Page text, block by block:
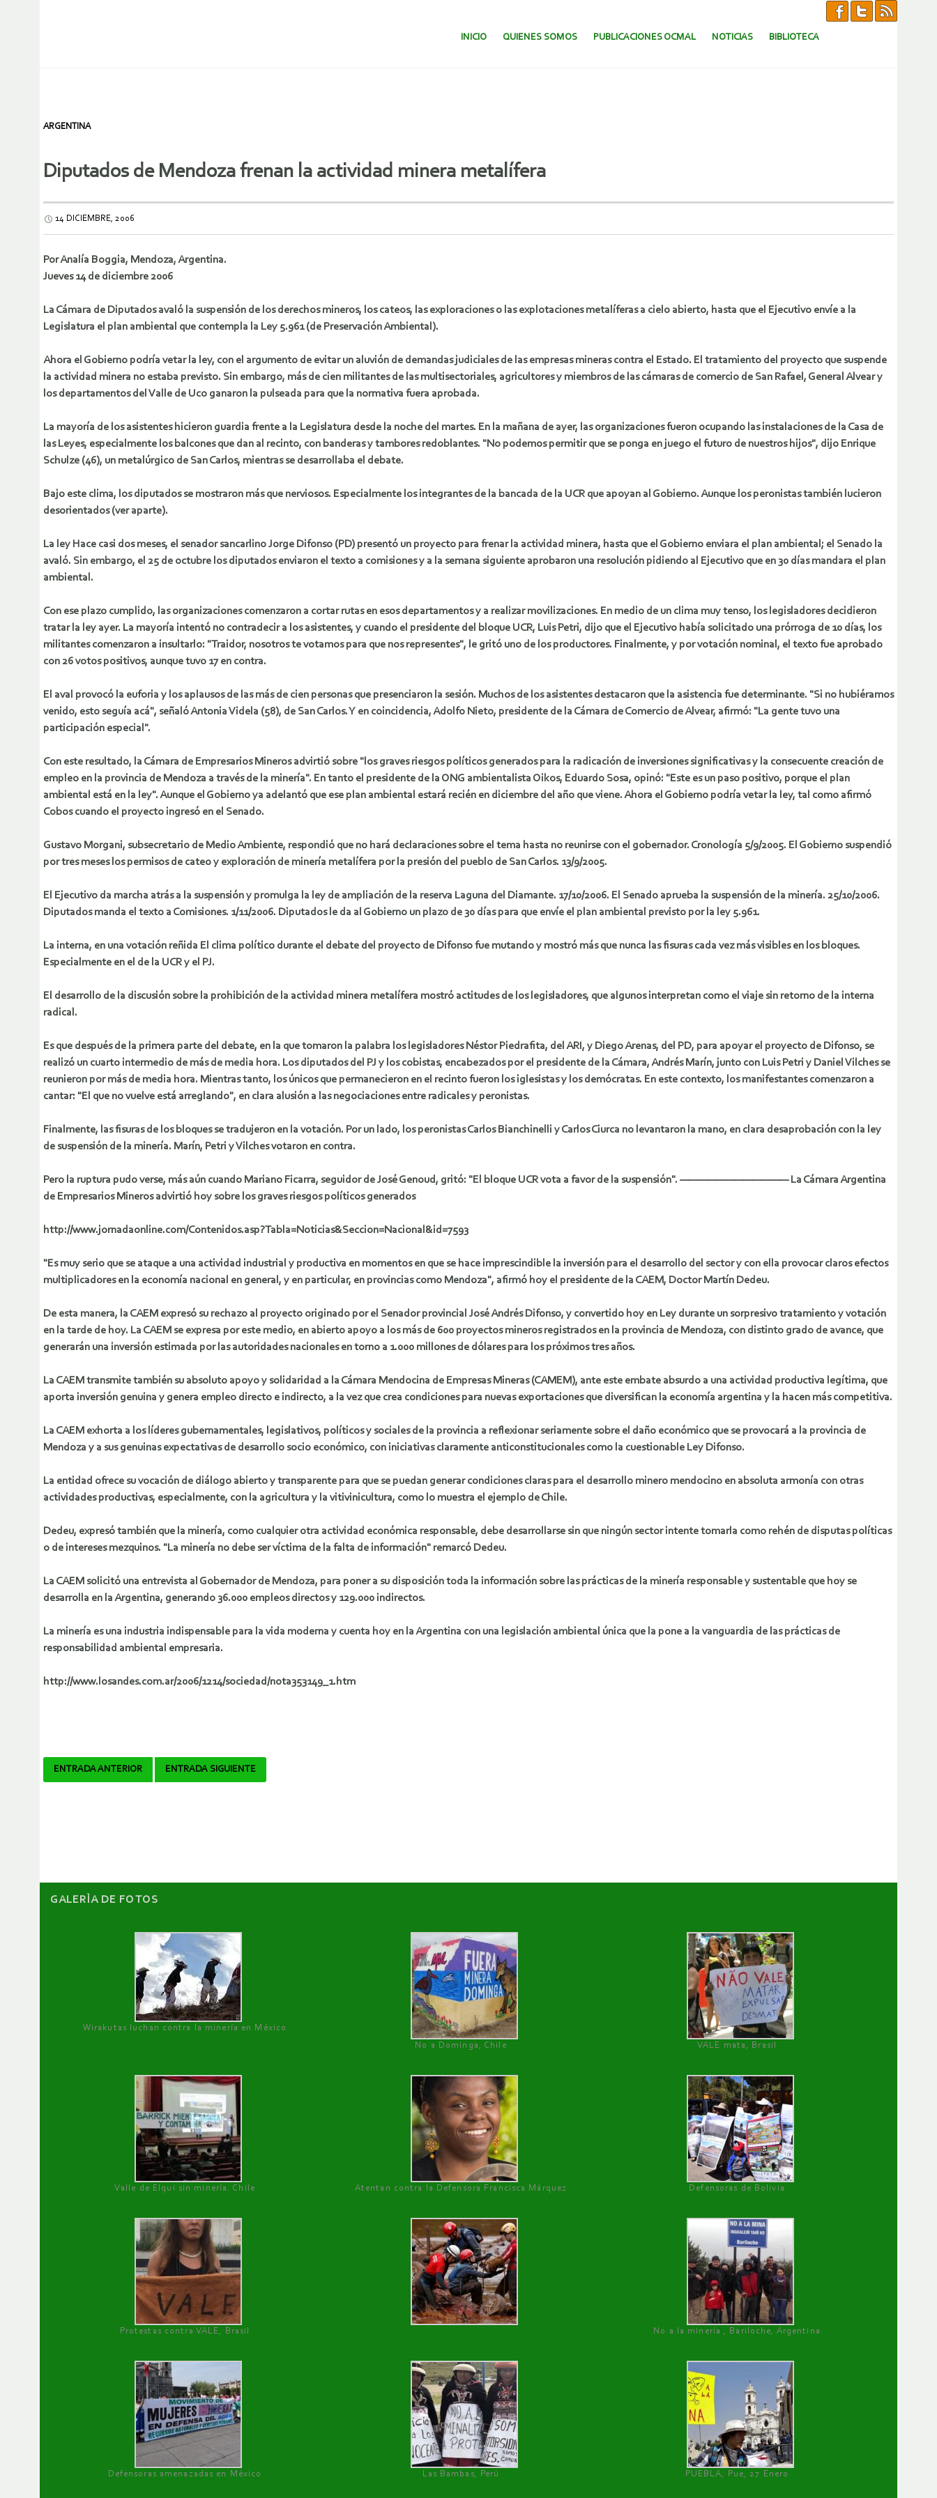
SALTAR AL CONTENIDO.
INICIO QUIENES SOMOS PUBLICACIONES OCMAL NOTICIAS BIBLIOTECA
ARGENTINA
Diputados de Mendoza frenan la actividad minera metalífera
14 DICIEMBRE, 2006
Por Analía Boggia, Mendoza, Argentina.
Jueves 14 de diciembre 2006
La Cámara de Diputados avaló la suspensión de los derechos mineros, los cateos, las exploraciones o las explotaciones metalíferas a cielo abierto, hasta que el Ejecutivo envíe a la
Legislatura el plan ambiental que contempla la Ley 5.961 (de Preservación Ambiental).
Ahora el Gobierno podría vetar la ley, con el argumento de evitar un aluvión de demandas judiciales de las empresas mineras contra el Estado. El tratamiento del proyecto que suspende
la actividad minera no estaba previsto. Sin embargo, más de cien militantes de las multisectoriales, agricultores y miembros de las cámaras de comercio de San Rafael, General Alvear y
los departamentos del Valle de Uco ganaron la pulseada para que la normativa fuera aprobada.
La mayoría de los asistentes hicieron guardia frente a la Legislatura desde la noche del martes. En la mañana de ayer, las organizaciones fueron ocupando las instalaciones de la Casa de
las Leyes, especialmente los balcones que dan al recinto, con banderas y tambores redoblantes. "No podemos permitir que se ponga en juego el futuro de nuestros hijos", dijo Enrique
Schulze (46), un metalúrgico de San Carlos, mientras se desarrollaba el debate.
Bajo este clima, los diputados se mostraron más que nerviosos. Especialmente los integrantes de la bancada de la UCR que apoyan al Gobierno. Aunque los peronistas también lucieron
desorientados (ver aparte).
La ley Hace casi dos meses, el senador sancarlino Jorge Difonso (PD) presentó un proyecto para frenar la actividad minera, hasta que el Gobierno enviara el plan ambiental; el Senado la
avaló. Sin embargo, el 25 de octubre los diputados enviaron el texto a comisiones y a la semana siguiente aprobaron una resolución pidiendo al Ejecutivo que en 30 días mandara el plan
ambiental.
Con ese plazo cumplido, las organizaciones comenzaron a cortar rutas en esos departamentos y a realizar movilizaciones. En medio de un clima muy tenso, los legisladores decidieron
tratar la ley ayer. La mayoría intentó no contradecir a los asistentes, y cuando el presidente del bloque UCR, Luis Petri, dijo que el Ejecutivo había solicitado una prórroga de 10 días, los
militantes comenzaron a insultarlo: "Traidor, nosotros te votamos para que nos representes", le gritó uno de los productores. Finalmente, y por votación nominal, el texto fue aprobado
con 26 votos positivos, aunque tuvo 17 en contra.
El aval provocó la euforia y los aplausos de las más de cien personas que presenciaron la sesión. Muchos de los asistentes destacaron que la asistencia fue determinante. "Si no hubiéramos
venido, esto seguía acá", señaló Antonia Videla (58), de San Carlos. Y en coincidencia, Adolfo Nieto, presidente de la Cámara de Comercio de Alvear, afirmó: "La gente tuvo una
participación especial".
Con este resultado, la Cámara de Empresarios Mineros advirtió sobre "los graves riesgos políticos generados para la radicación de inversiones significativas y la consecuente creación de
empleo en la provincia de Mendoza a través de la minería". En tanto el presidente de la ONG ambientalista Oikos, Eduardo Sosa, opinó: "Este es un paso positivo, porque el plan
ambiental está en la ley". Aunque el Gobierno ya adelantó que ese plan ambiental estará recién en diciembre del año que viene. Ahora el Gobierno podría vetar la ley, tal como afirmó
Cobos cuando el proyecto ingresó en el Senado.
Gustavo Morgani, subsecretario de Medio Ambiente, respondió que no hará declaraciones sobre el tema hasta no reunirse con el gobernador. Cronología 5/9/2005. El Gobierno suspendió
por tres meses los permisos de cateo y exploración de minería metalífera por la presión del pueblo de San Carlos. 13/9/2005.
El Ejecutivo da marcha atrás a la suspensión y promulga la ley de ampliación de la reserva Laguna del Diamante. 17/10/2006. El Senado aprueba la suspensión de la minería. 25/10/2006.
Diputados manda el texto a Comisiones. 1/11/2006. Diputados le da al Gobierno un plazo de 30 días para que envíe el plan ambiental previsto por la ley 5.961.
La interna, en una votación reñida El clima político durante el debate del proyecto de Difonso fue mutando y mostró más que nunca las fisuras cada vez más visibles en los bloques.
Especialmente en el de la UCR y el PJ.
El desarrollo de la discusión sobre la prohibición de la actividad minera metalífera mostró actitudes de los legisladores, que algunos interpretan como el viaje sin retorno de la interna
radical.
Es que después de la primera parte del debate, en la que tomaron la palabra los legisladores Néstor Piedrafita, del ARI, y Diego Arenas, del PD, para apoyar el proyecto de Difonso, se
realizó un cuarto intermedio de más de media hora. Los diputados del PJ y los cobistas, encabezados por el presidente de la Cámara, Andrés Marín, junto con Luis Petri y Daniel Vilches se
reunieron por más de media hora. Mientras tanto, los únicos que permanecieron en el recinto fueron los iglesistas y los demócratas. En este contexto, los manifestantes comenzaron a
cantar: "El que no vuelve está arreglando", en clara alusión a las negociaciones entre radicales y peronistas.
Finalmente, las fisuras de los bloques se tradujeron en la votación. Por un lado, los peronistas Carlos Bianchinelli y Carlos Ciurca no levantaron la mano, en clara desaprobación con la ley
de suspensión de la minería. Marín, Petri y Vilches votaron en contra.
Pero la ruptura pudo verse, más aún cuando Mariano Ficarra, seguidor de José Genoud, gritó: "El bloque UCR vota a favor de la suspensión". ———————————— La Cámara Argentina
de Empresarios Mineros advirtió hoy sobre los graves riesgos políticos generados
http://www.jornadaonline.com/Contenidos.asp?Tabla=Noticias&Seccion=Nacional&id=7593
"Es muy serio que se ataque a una actividad industrial y productiva en momentos en que se hace imprescindible la inversión para el desarrollo del sector y con ella provocar claros efectos
multiplicadores en la economía nacional en general, y en particular, en provincias como Mendoza", afirmó hoy el presidente de la CAEM, Doctor Martín Dedeu.
De esta manera, la CAEM expresó su rechazo al proyecto originado por el Senador provincial José Andrés Difonso, y convertido hoy en Ley durante un sorpresivo tratamiento y votación
en la tarde de hoy. La CAEM se expresa por este medio, en abierto apoyo a los más de 600 proyectos mineros registrados en la provincia de Mendoza, con distinto grado de avance, que
generarán una inversión estimada por las autoridades nacionales en torno a 1.000 millones de dólares para los próximos tres años.
La CAEM transmite también su absoluto apoyo y solidaridad a la Cámara Mendocina de Empresas Mineras (CAMEM), ante este embate absurdo a una actividad productiva legítima, que
aporta inversión genuina y genera empleo directo e indirecto, a la vez que crea condiciones para nuevas exportaciones que diversifican la economía argentina y la hacen más competitiva.
La CAEM exhorta a los líderes gubernamentales, legislativos, políticos y sociales de la provincia a reflexionar seriamente sobre el daño económico que se provocará a la provincia de
Mendoza y a sus genuinas expectativas de desarrollo socio económico, con iniciativas claramente anticonstitucionales como la cuestionable Ley Difonso.
La entidad ofrece su vocación de diálogo abierto y transparente para que se puedan generar condiciones claras para el desarrollo minero mendocino en absoluta armonía con otras
actividades productivas, especialmente, con la agricultura y la vitivinicultura, como lo muestra el ejemplo de Chile.
Dedeu, expresó también que la minería, como cualquier otra actividad económica responsable, debe desarrollarse sin que ningún sector intente tomarla como rehén de disputas políticas
o de intereses mezquinos. "La minería no debe ser víctima de la falta de información" remarcó Dedeu.
La CAEM solicitó una entrevista al Gobernador de Mendoza, para poner a su disposición toda la información sobre las prácticas de la minería responsable y sustentable que hoy se
desarrolla en la Argentina, generando 36.000 empleos directos y 129.000 indirectos.
La minería es una industria indispensable para la vida moderna y cuenta hoy en la Argentina con una legislación ambiental única que la pone a la vanguardia de las prácticas de
responsabilidad ambiental empresaria.
http://www.losandes.com.ar/2006/1214/sociedad/nota353149_1.htm
Navegador
ENTRADA ANTERIOR ENTRADA SIGUIENTE
GALERÌA DE FOTOS
Wirakutas luchan contra la minería en México
No a Dominga, Chile
VALE mata, Brasil
Valle de Elqui sin minería. Chile Atentan contra la Defensora Francisca Márquez Defensoras de Bolivia
Protestas contra VALE, Brasil No a la minería , Bariloche, Argentina
Defensoras amenazadas en México Las Bambas, Perú PUEBLA, Pue, 27 Enero